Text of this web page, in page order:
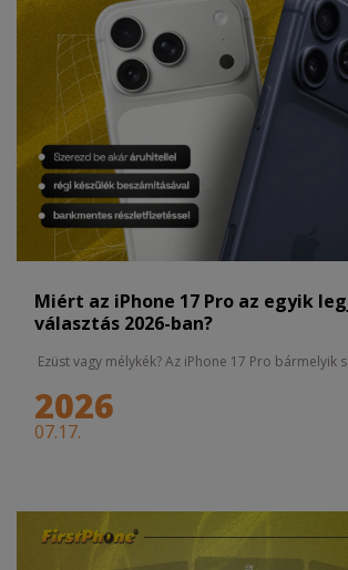
Miért az iPhone 17 Pro az egyik
választás 2026-ban?
Ezüst vagy mélykék? Az iPhone 17 Pro bármelyik
2026
07.17.